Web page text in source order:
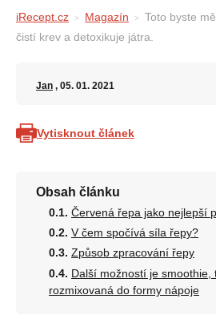
iRecept.cz Magazín
Toto byste
čistí krev a detoxikuje játra.
Jan , 05. 01. 2021
Vytisknout článek
Obsah článku
Červená řepa jako nejlepší
V čem spočívá síla řepy?
Způsob zpracování řepy
Další možností je smoothie,
rozmixovaná do formy nápoje